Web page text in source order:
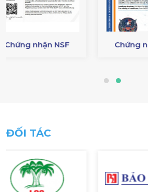
Chứng nhận FDA
ĐỐI TÁC